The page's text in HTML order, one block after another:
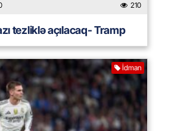
210
tezliklə açılacaq- Tramp
İdman